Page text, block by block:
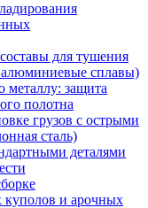
для тушения
сплавы)
металлу: защита
полотна
грузов с острыми
сталь)
деталями
куполов и арочных